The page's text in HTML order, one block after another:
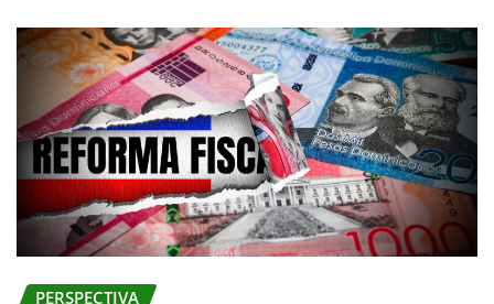
PERSPECTIVA